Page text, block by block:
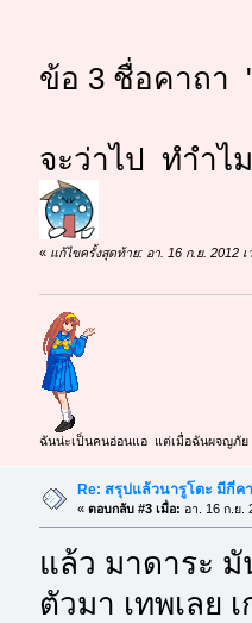
ข้อ 3 ชื่อคาถา
จะว่าไป ทำไม
« แก้ไขครั้งสุดท้าย: อา. 16 ก.ย. 2012
ฉันน่ะเป็นคนอ่อนแอ แต่เมื่อฉันผจญภัย
Re: สรุปแล้วนารูโตะ มีกี่ค
« ตอบกลับ #3 เมื่อ: อา. 16 ก.ย.
แล้ว มาดาระ มั
ตัวมา เทพเลย